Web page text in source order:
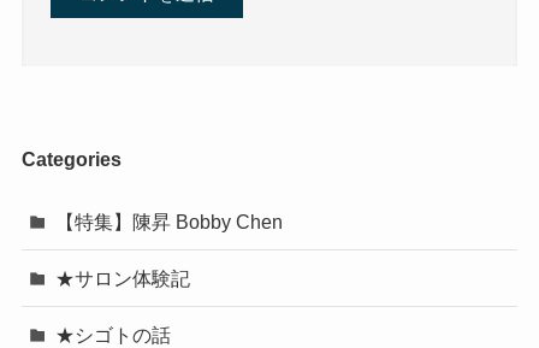
Categories
【特集】陳昇 Bobby Chen
★サロン体験記
★シゴトの話